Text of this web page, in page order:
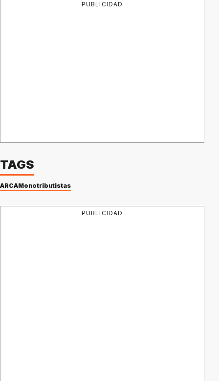
PUBLICIDAD
TAGS
ARCAMonotributistas
PUBLICIDAD